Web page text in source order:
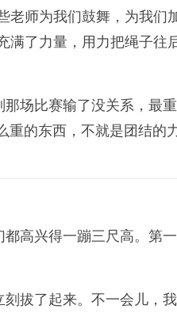
老师为我们鼓舞，为我
了力量，用力把绳子往
场比赛输了没关系，最
重的东西，不就是团结的
高兴得一蹦三尺高。第
拔了起来。不一会儿，